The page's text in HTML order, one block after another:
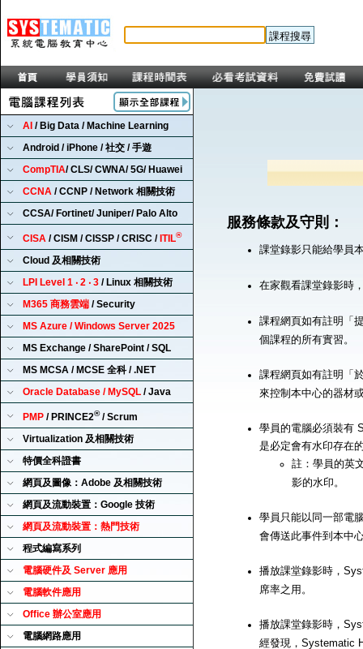
AI / Big Data / Machine Learning
Android / iPhone / 社交 / 手遊
CompTIA/ CLS/ CWNA/ 5G/ Huawei
CCNA / CCNP / Network 相關技術
CCSA/ Fortinet/ Juniper/ Palo Alto
CISA / CISM / CISSP / CRISC / ITIL®
Cloud 及相關技術
LPI Level 1 ‧ 2 ‧ 3 / Linux 相關技術
M365 商務雲端 / Security
MS Azure / Windows Server 2025
MS Exchange / SharePoint / SQL
MS MCSA / MCSE 全科 / .NET
Oracle Database / MySQL / Java
PMP / PRINCE2®/ Scrum
Virtualization 及相關技術
特價全科證書
網頁及圖像：Adobe 及相關技術
網頁及流動裝置：Google 技術
網頁及流動裝置：熱門技術
程式編寫系列
電腦硬件及 Server 應用
電腦軟件應用
Office 辦公室應用
電腦網路應用
服務條款及守則：
課堂錄影只能給學員
在家觀看課堂錄影時
課程網頁如有註明「
個課程的所有實習。
課程網頁如有註明「
來控制本中心的器材
學員的電腦必須裝有
是必定會有水印存在
註：學員的英
影的水印。
學員只能以同一部電
會傳送此事件到本中
播放課堂錄影時，
席率之用。
播放課堂錄影時，
經發現，Systematic